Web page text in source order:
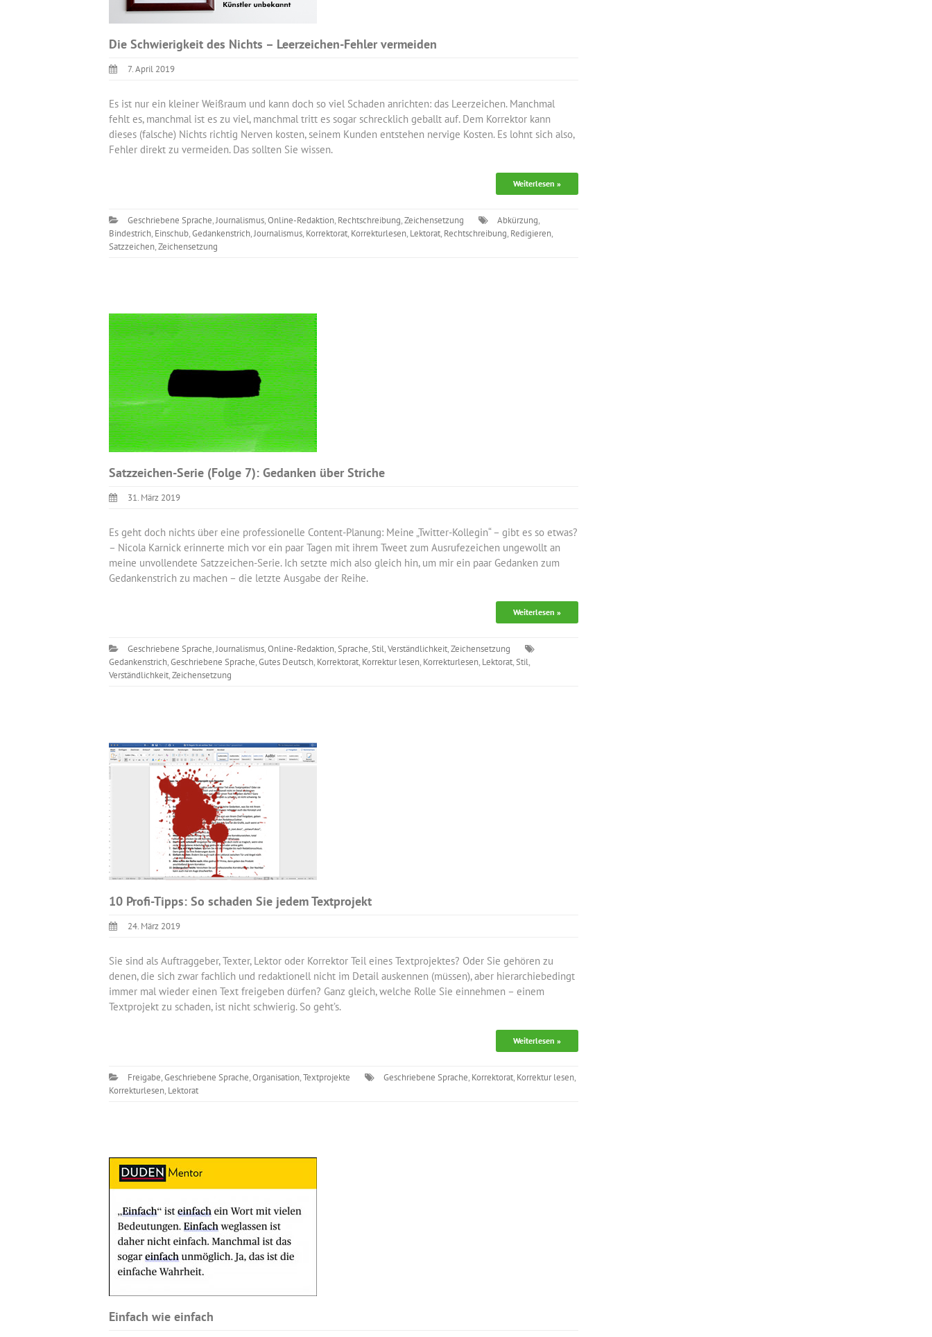
Die Schwierigkeit des Nichts – Leerzeichen-Fehler vermeiden
7. April 2019
Es ist nur ein kleiner Weißraum und kann doch so viel Schaden anrichten: das Leerzeichen. Manchmal
fehlt es, manchmal ist es zu viel, manchmal tritt es sogar schrecklich geballt auf. Dem Korrektor kann
dieses (falsche) Nichts richtig Nerven kosten, seinem Kunden entstehen nervige Kosten. Es lohnt sich also,
Fehler direkt zu vermeiden. Das sollten Sie wissen.
Weiterlesen »
Geschriebene Sprache,Journalismus,Online-Redaktion, Rechtschreibung,Zeichensetzung Abkürzung,
Bindestrich, Einschub,Gedankenstrich,Journalismus, Korrektorat, Korrekturlesen, Lektorat, Rechtschreibung, Redigieren,
Satzzeichen,Zeichensetzung
Satzzeichen-Serie (Folge 7): Gedanken über Striche
31. März 2019
Es geht doch nichts über eine professionelle Content-Planung: Meine „Twitter-Kollegin“ – gibt es so etwas?
– Nicola Karnick erinnerte mich vor ein paar Tagen mit ihrem Tweet zum Ausrufezeichen ungewollt an
meine unvollendete Satzzeichen-Serie. Ich setzte mich also gleich hin, um mir ein paar Gedanken zum
Gedankenstrich zu machen – die letzte Ausgabe der Reihe.
Weiterlesen »
Geschriebene Sprache,Journalismus,Online-Redaktion,Sprache,Stil,Verständlichkeit,Zeichensetzung
Gedankenstrich,Geschriebene Sprache,Gutes Deutsch, Korrektorat, Korrektur lesen, Korrekturlesen, Lektorat,Stil,
Verständlichkeit,Zeichensetzung
10 Profi-Tipps: So schaden Sie jedem Textprojekt
24. März 2019
Sie sind als Auftraggeber, Texter, Lektor oder Korrektor Teil eines Textprojektes? Oder Sie gehören zu
denen, die sich zwar fachlich und redaktionell nicht im Detail auskennen (müssen), aber hierarchiebedingt
immer mal wieder einen Text freigeben dürfen? Ganz gleich, welche Rolle Sie einnehmen – einem
Textprojekt zu schaden, ist nicht schwierig. So geht’s.
Weiterlesen »
Freigabe,Geschriebene Sprache,Organisation,Textprojekte Geschriebene Sprache, Korrektorat, Korrektur lesen,
Korrekturlesen, Lektorat
Einfach wie einfach